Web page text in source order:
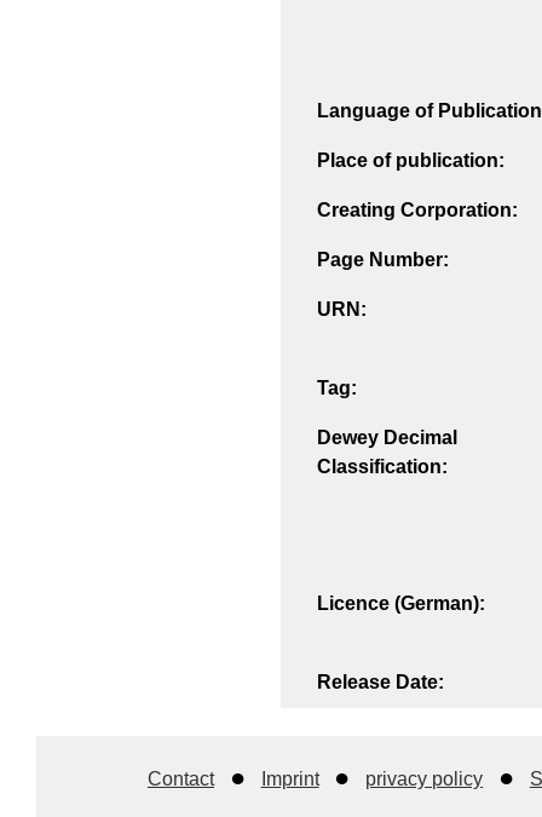
Language of
Place of publication:
Creating Corporation:
Page Number:
URN:
Tag:
Dewey Decimal
Classification:
Licence (German):
Release Date:
Contact Imprint privacy policy